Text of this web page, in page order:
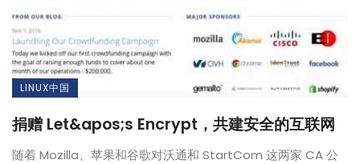
LINUX中国
捐赠 Let&apos;s Encrypt，共建安全的互联网
随着 Mozilla、苹果和谷歌对沃通和 StartCom 这两家 CA 公